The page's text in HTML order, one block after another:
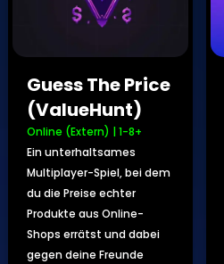
Guess The Price
(ValueHunt)
Online (Extern) |1-8+
Ein unterhaltsames
Multiplayer-Spiel, bei dem
du die Preise echter
Produkte aus Online-
Shops errätst und dabei
gegen deine Freunde